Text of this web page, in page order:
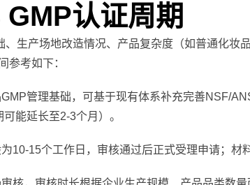
认证周期
生产场地改造情况、产品复杂度（如普通化妆
参考如下：
管理基础，可基于现有体系补充完善NSF/
能延长至2-3个月）。
10-15个工作日，审核通过后正式受理申请；材